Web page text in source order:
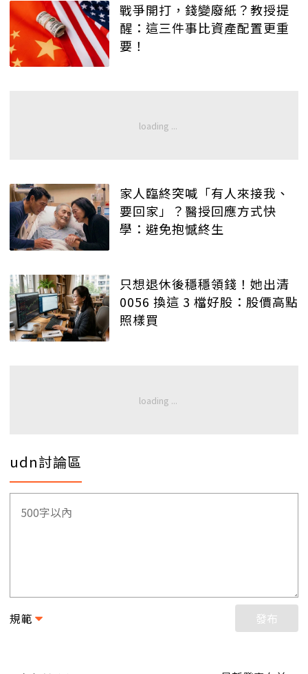
戰爭開打，錢變廢紙？教授提
醒：這三件事比資產配置更重
要！
家人臨終突喊「有人來接我、
要回家」？醫授回應方式快
學：避免抱憾終生
只想退休後穩穩領錢！她出清
0056 換這 3 檔好股：股價高點
照樣買
udn討論區
規範 發布